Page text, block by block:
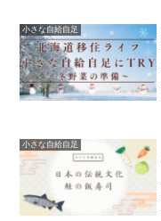
小さな自給自足
小さな自給自足